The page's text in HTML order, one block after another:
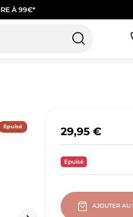
À 99€*
Epuisé 29,95 €
Epuisé
AJOUTER AU